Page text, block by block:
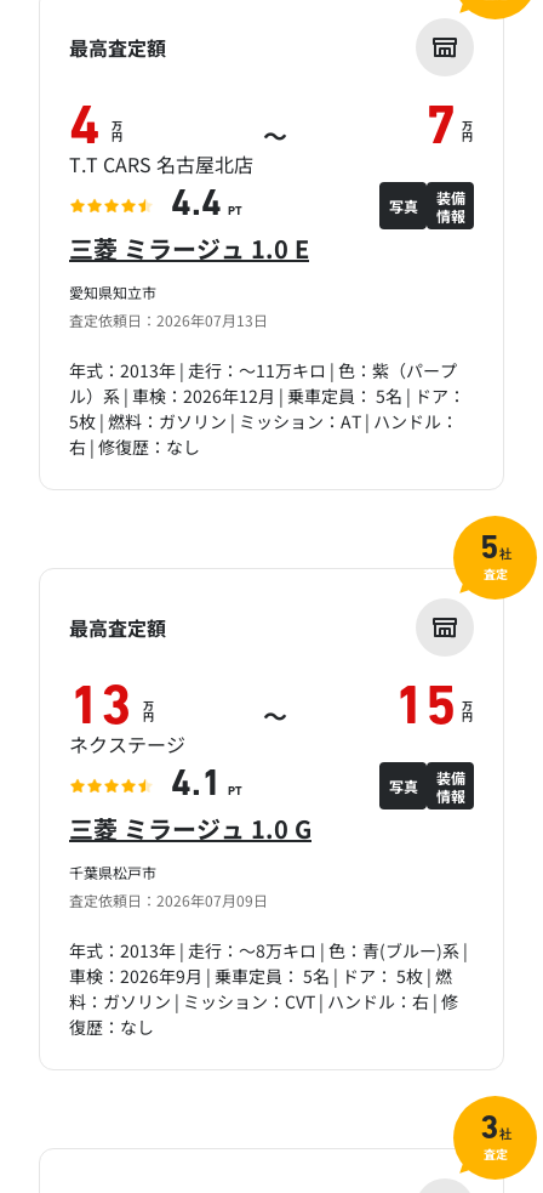
愛知県知立市
査定依頼日：2026年07月13日
三菱 ミラージュ 1.0 E
年式：2013年 | 走行：～11万キロ | 色：紫（パープ
ル）系 | 車検：2026年12月 | 乗車定員： 5名 | ドア：
5枚 | 燃料：ガソリン | ミッション：AT | ハンドル：
右 | 修復歴：なし
最高査定額
4 万
円 ～ 7 万
円
T.T CARS 名古屋北店
4.4 PT 写真
装備
情報
千葉県松戸市
査定依頼日：2026年07月09日
三菱 ミラージュ 1.0 G
年式：2013年 | 走行：～8万キロ | 色：青(ブルー)系 |
車検：2026年9月 | 乗車定員： 5名 | ドア： 5枚 | 燃
料：ガソリン | ミッション：CVT | ハンドル：右 | 修
復歴：なし
最高査定額
13 万
円 ～ 15 万
円
ネクステージ
4.1 PT 写真
装備
情報
5社
査定
3社
査定